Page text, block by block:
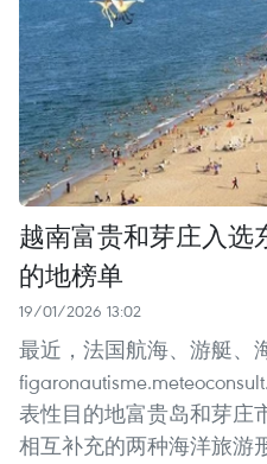
越南富贵和芽庄入选
的地榜单
19/01/2026 13:02
最近，法国航海、游艇、
表性目的地富贵岛和芽庄
相互补充的两种海洋旅游